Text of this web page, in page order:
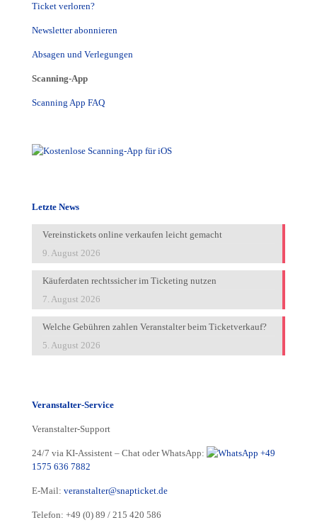
Ticket verloren?
Newsletter abonnieren
Absagen und Verlegungen
Scanning-App
Scanning App FAQ
Letzte News
Vereinstickets online verkaufen leicht gemacht
9. August 2026
Käuferdaten rechtssicher im Ticketing nutzen
7. August 2026
Welche Gebühren zahlen Veranstalter beim Ticketverkauf?
5. August 2026
Veranstalter-Service
Veranstalter-Support
24/7 via KI-Assistent – Chat oder WhatsApp:
+49
1575 636 7882
E-Mail: veranstalter@snapticket.de
Telefon: +49 (0) 89 / 215 420 586